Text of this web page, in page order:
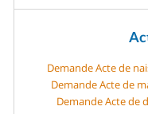
Demande Acte de
Demande Acte de
Demande Acte de